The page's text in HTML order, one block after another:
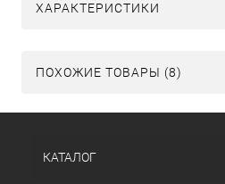
ХАРАКТЕРИСТИКИ
ПОХОЖИЕ ТОВАРЫ (8)
КАТАЛОГ